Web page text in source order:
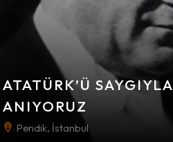
ATATÜRK’Ü SAYGIYLA
ANIYORUZ
Pendik, İstanbul